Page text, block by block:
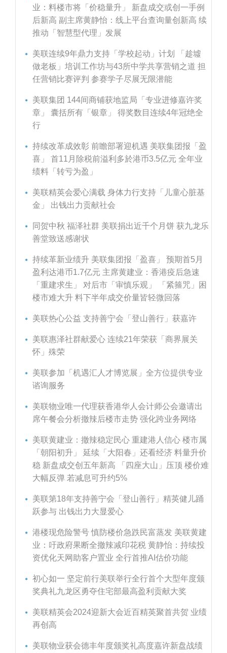
业：料楼市将「价稳量升」 新盘成交或创一手例
后新高 副主席黄静怡：线上平台查询量创新高 续
推动「智慧型代理」发展
美联连续9年鼎力支持「学校起动」计划 「趁墟
做老板」培训工作坊与43所中学共享营销之道 担
任营销比赛评判 参赛学子尽展无限潜能
美联集团 144间商铺获地监局「专业进修嘉许奖
章」 囊括所有「银章」 得奖数目连续4年冠绝全
行
持续改革成效彰 前瞻部署迎机遇 美联集团报「盈
喜」 首11月除税前溢利多於港币3.5亿元 全年业
绩料「转亏为盈」
美联精英会爱心满载 身体力行支持「儿童心脏基
金」 出钱出力贡献社会
同贺中秋 福泽社群 美联捐出近千个月饼 获九龙乐
善堂致送感谢状
持续革新业绩升 美联集团报「盈喜」 预期首5月
盈利达港币1.7亿元 主席黄建业：香港疫后急速
「重建求生」 对后市「审慎乐观」 「紧箍咒」困
楼市难大升 料下半年成交价量皆轻微回落
美联热心公益 支持善宁会「登山善行」获嘉许
美联惠泽社群献爱心 连续21年荣获「商界展关
怀」殊荣
美联参加「机遇汇人才博览展」全方位提供专业
谘询服务
美联物业唯一代理获香港华人会计师公会邀请出
席午餐会分析撤辣后楼市走势 强化跨业务网络
美联黄建业：撤辣稳定民心 重建港人信心 楼市属
「朝阳初升」 延续「大阳春」还看经济 料量升价
稳 新盘成交创五年新高 「四座大山」压顶 楼价难
大幅反弹 若减息可升约5%
美联第18年支持善宁会「登山善行」精英健儿踊
跃参与 出钱出力大显爱心
港楼现危险警号 慎防楼价急跌民富蒸发 美联黄建
业：吁政府果断全撤辣减印花税 黄静怡：持续投
资优化天网助客户置业 全行首推AI估价功能
初心如一 坚定前行美联举行全行首个大型年度颁
奖典礼九龙区勇夺住宅部最高盈利贡献大奖
美联精英会2024迎新大会近百精英聚首共贺 业绩
再创高
美联物业获会德丰年度颁奖礼高度嘉许新盘战绩